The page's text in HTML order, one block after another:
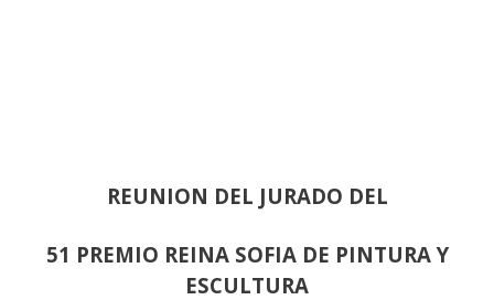
REUNION DEL JURADO DEL
51 PREMIO REINA SOFIA DE PINTURA Y
ESCULTURA